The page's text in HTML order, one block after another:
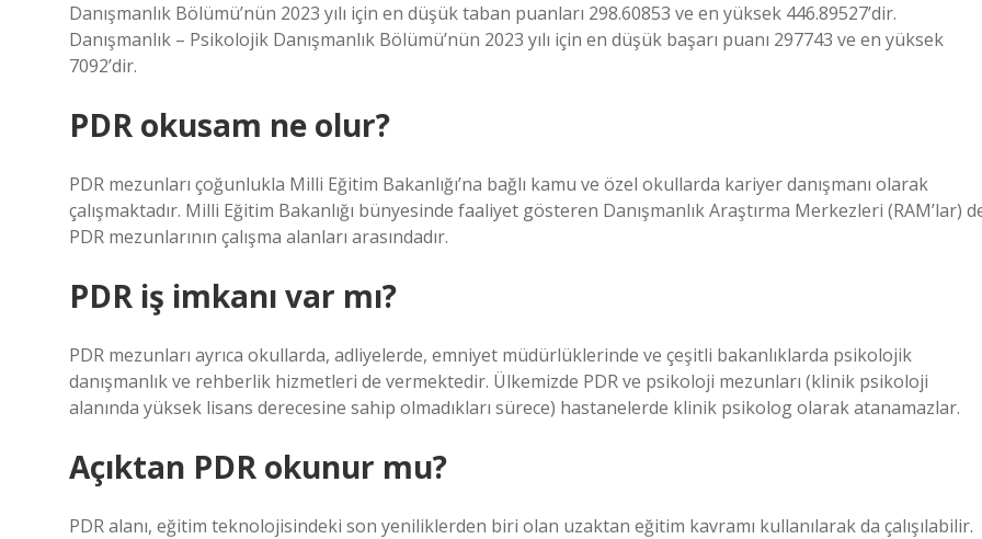
Danışmanlık Bölümü’nün 2023 yılı için en düşük taban puanları 298.60853 ve en yüksek 446.89527’dir.
Danışmanlık – Psikolojik Danışmanlık Bölümü’nün 2023 yılı için en düşük başarı puanı 297743 ve en yüksek
7092’dir.
PDR okusam ne olur?
PDR mezunları çoğunlukla Milli Eğitim Bakanlığı’na bağlı kamu ve özel okullarda kariyer danışmanı olarak
çalışmaktadır. Milli Eğitim Bakanlığı bünyesinde faaliyet gösteren Danışmanlık Araştırma Merkezleri (RAM’lar)
PDR mezunlarının çalışma alanları arasındadır.
PDR iş imkanı var mı?
PDR mezunları ayrıca okullarda, adliyelerde, emniyet müdürlüklerinde ve çeşitli bakanlıklarda psikolojik
danışmanlık ve rehberlik hizmetleri de vermektedir. Ülkemizde PDR ve psikoloji mezunları (klinik psikoloji
alanında yüksek lisans derecesine sahip olmadıkları sürece) hastanelerde klinik psikolog olarak atanamazlar.
Açıktan PDR okunur mu?
PDR alanı, eğitim teknolojisindeki son yeniliklerden biri olan uzaktan eğitim kavramı kullanılarak da çalışılabilir.